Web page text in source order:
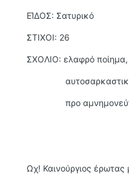
ΕΊΔΟΣ: Σατυρικό
ΣΤΙΧΟΙ: 26
ΣΧΟΛΙΟ: ελαφρό
αυτοσαρκαστικό,
προ
Ωχ! Καινούργιος έρωτας